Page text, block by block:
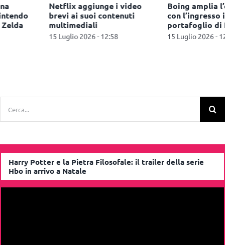
Boing amplia l’offerta kids
con l’ingresso in
portafoglio di K2 e Frisbee
15 Luglio 2026 - 12:43
Netflix punta sulla
pubblicità: AI, live e nuovi
formati al centro della
Cerca
per:
Harry Potter e la Pietra Filosofale: il trailer della serie
Hbo in arrivo a Natale